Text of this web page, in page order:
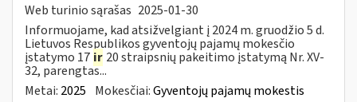
Web turinio sąrašas 2025-01-30
Informuojame, kad atsižvelgiant į 2024 m. gruodžio 5 d.
Lietuvos Respublikos gyventojų pajamų mokesčio
įstatymo 17 ir 20 straipsnių pakeitimo įstatymą Nr. XV-
32, parengtas...
Metai: 2025 Mokesčiai:Gyventojų pajamų mokestis